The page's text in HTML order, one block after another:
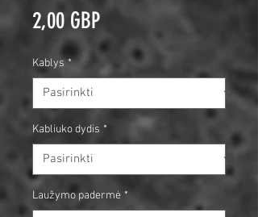
2,00 GBPPrice
Kablys *
Kabliuko dydis *
Laužymo padermė *